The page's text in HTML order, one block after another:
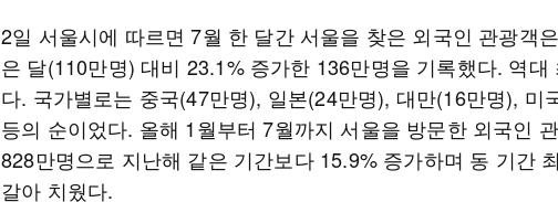
2일 서울시에 따르면 7월 한 달간 서울을 찾은 외국인 관광객
은 달(110만명) 대비 23.1% 증가한 136만명을 기록했다. 역대
다. 국가별로는 중국(47만명), 일본(24만명), 대만(16만명), 미
등의 순이었다. 올해 1월부터 7월까지 서울을 방문한 외국인
828만명으로 지난해 같은 기간보다 15.9% 증가하며 동 기간
갈아 치웠다.